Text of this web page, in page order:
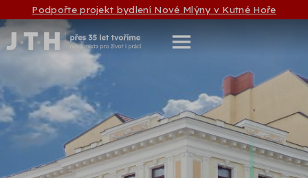
Podpořte projekt bydlení Nové Mlýny v Kutné Hoře